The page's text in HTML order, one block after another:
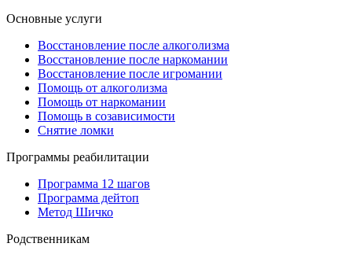
Основные услуги
Восстановление после алкоголизма
Восстановление после наркомании
Восстановление после игромании
Помощь от алкоголизма
Помощь от наркомании
Помощь в созависимости
Снятие ломки
Программы реабилитации
Программа 12 шагов
Программа дейтоп
Метод Шичко
Родственникам